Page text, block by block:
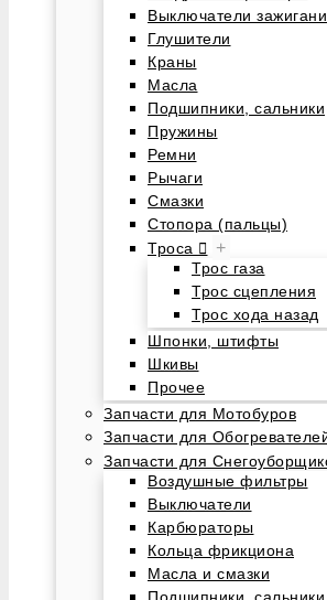
Выключатели
Глушители
Краны
Масла
Подшипники, сальники
Пружины
Ремни
Рычаги
Смазки
Стопора (пальцы)
Троса
+
Трос газа
Трос сцепления
Трос хода назад
Шпонки, штифты
Шкивы
Прочее
Запчасти для Мотобуров
Запчасти для
Запчасти для
Воздушные фильтры
Выключатели
Карбюраторы
Кольца фрикциона
Масла и смазки